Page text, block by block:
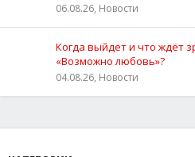
06.08.26, Новости
Когда выйдет и что ждёт
«Возможно любовь»?
04.08.26, Новости